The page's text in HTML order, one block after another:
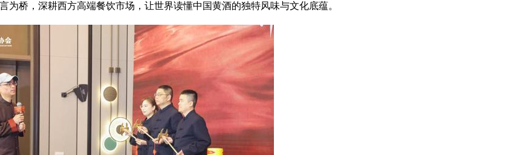
桥，深耕西方高端餐饮市场，让世界读懂中国黄酒的独特风味与文化底蕴。